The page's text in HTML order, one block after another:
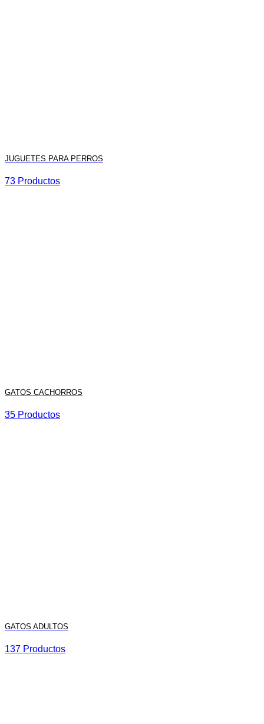
JUGUETES PARA PERROS
73 Productos
GATOS CACHORROS
35 Productos
GATOS ADULTOS
137 Productos